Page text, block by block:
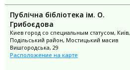
Публічна бібліотека ім. О.
Грибоєдова
Киев город со специальным статусом, Київ,
Подільський район, Мостицький масив
Вишгородська, 29
Расположение на карте